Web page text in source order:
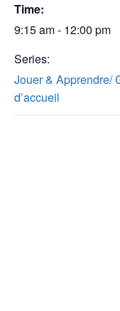
Time:
9:15 am - 12:00 pm
Series:
Jouer & Apprendre/
d’accueil